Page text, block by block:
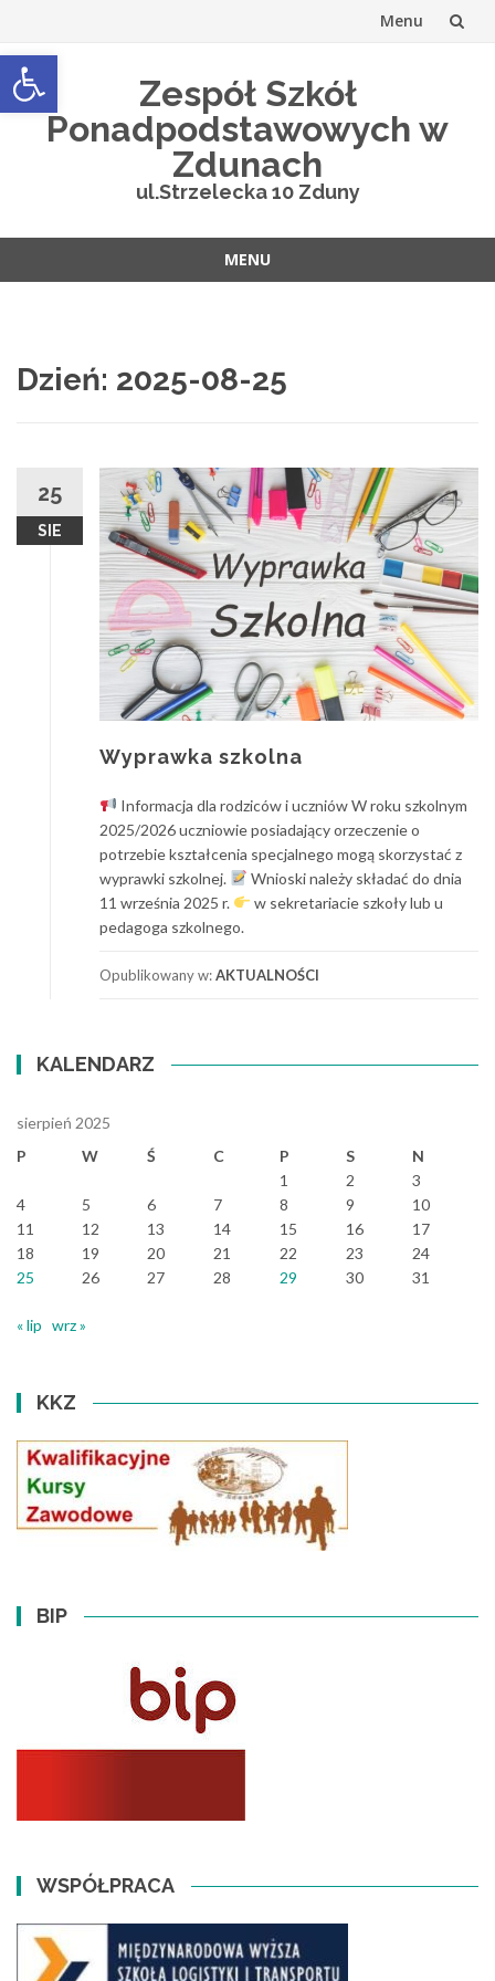
Open toolbar
Menu
Przejdź
do
treści
Zespół Szkół
Ponadpodstawowych w
Zdunach
ul.Strzelecka 10 Zduny
MENU
Dzień: 2025-08-25
25
SIE
Wyprawka szkolna
Informacja dla rodziców i uczniów W roku szkolnym
2025/2026 uczniowie posiadający orzeczenie o
potrzebie kształcenia specjalnego mogą skorzystać z
wyprawki szkolnej.
Wnioski należy składać do dnia
11 września 2025 r.
w sekretariacie szkoły lub u
pedagoga szkolnego.
Opublikowany w:AKTUALNOŚCI
KALENDARZ
sierpień 2025
P
W Ś C P S
N
1
2
3
4
5 6 7 8 9
10
11
12 13 14 15 16
17
18
19 20 21 22 23
24
25
26 27 28 29 30 31
« lip wrz »
KKZ
BIP
WSPÓŁPRACA